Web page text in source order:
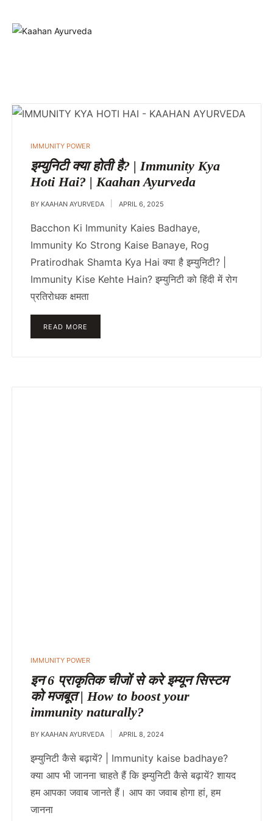
IMMUNITY POWER
इम्युनिटी क्या होती है? | Immunity Kya
Hoti Hai? | Kaahan Ayurveda
BY KAAHAN AYURVEDA APRIL 6, 2025
Bacchon Ki Immunity Kaies Badhaye,
Immunity Ko Strong Kaise Banaye, Rog
Pratirodhak Shamta Kya Hai क्या है इम्युनिटी? |
Immunity Kise Kehte Hain? इम्युनिटी को हिंदी में रोग
प्रतिरोधक क्षमता
READ MORE
IMMUNITY POWER
इन 6 प्राकृतिक चीजों से करे इम्यून सिस्टम
को मजबूत | How to boost your
immunity naturally?
BY KAAHAN AYURVEDA APRIL 8, 2024
इम्युनिटी कैसे बढ़ायें? | Immunity kaise badhaye?
क्या आप भी जानना चाहते हैं कि इम्युनिटी कैसे बढ़ायें? शायद
हम आपका जवाब जानते हैं। आप का जवाब होगा हां, हम
जानना